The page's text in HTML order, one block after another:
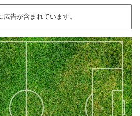
広告が含まれています。